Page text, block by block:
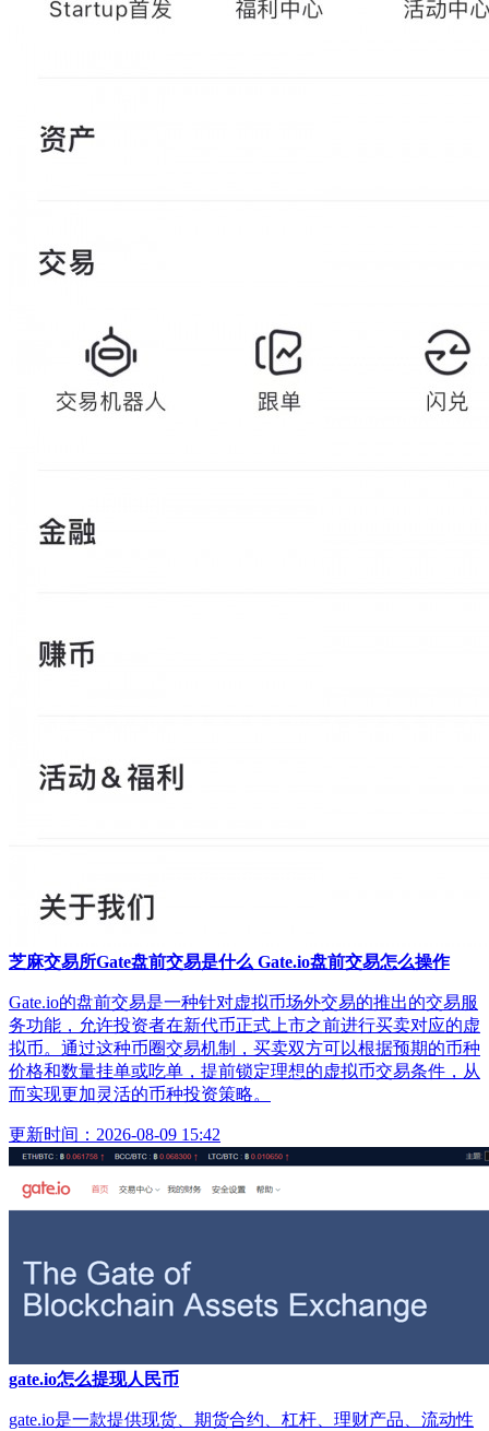
芝麻交易所Gate盘前交易是什么 Gate.io盘前交易怎么操作
Gate.io的盘前交易是一种针对虚拟币场外交易的推出的交易服
务功能，允许投资者在新代币正式上市之前进行买卖对应的虚
拟币。通过这种币圈交易机制，买卖双方可以根据预期的币种
价格和数量挂单或吃单，提前锁定理想的虚拟币交易条件，从
而实现更加灵活的币种投资策略。
更新时间：2026-08-09 15:42
gate.io怎么提现人民币
gate.io是一款提供现货、期货合约、杠杆、理财产品、流动性